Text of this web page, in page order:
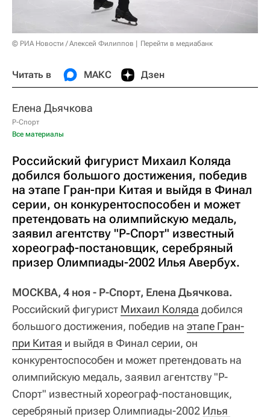
© РИА Новости / Алексей Филиппов Перейти в медиабанк
Читать в МАКС Дзен
Елена Дьячкова
Р-Спорт
Все материалы
Российский фигурист Михаил Коляда
добился большого достижения, победив
на этапе Гран-при Китая и выйдя в Финал
серии, он конкурентоспособен и может
претендовать на олимпийскую медаль,
заявил агентству "Р-Спорт" известный
хореограф-постановщик, серебряный
призер Олимпиады-2002 Илья Авербух.
МОСКВА, 4 ноя - Р-Спорт, Елена Дьячкова.
Российский фигурист Михаил Коляда добился
большого достижения, победив на этапе Гран-
при Китая и выйдя в Финал серии, он
конкурентоспособен и может претендовать на
олимпийскую медаль, заявил агентству "Р-
Спорт" известный хореограф-постановщик,
серебряный призер Олимпиады-2002 Илья